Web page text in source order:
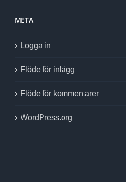
META
Logga in
Flöde för inlägg
Flöde för kommentarer
WordPress.org